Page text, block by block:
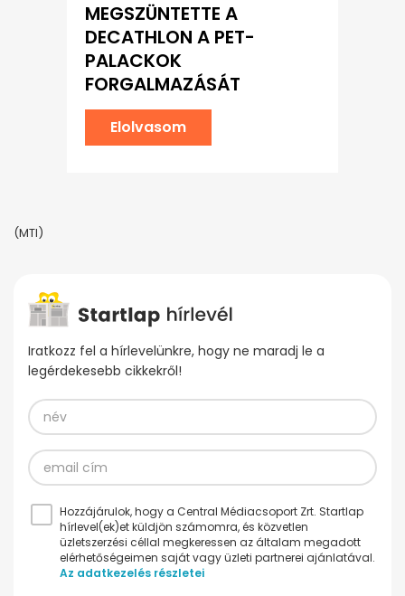
MEGSZÜNTETTE A
DECATHLON A PET-
PALACKOK
FORGALMAZÁSÁT
Elolvasom
(MTI)
Iratkozz fel a hírlevelünkre, hogy ne maradj le a
legérdekesebb cikkekről!
Hozzájárulok, hogy a Central Médiacsoport Zrt. Startlap
hírlevel(ek)et küldjön számomra, és közvetlen
üzletszerzési céllal megkeressen az általam megadott
elérhetőségeimen saját vagy üzleti partnerei ajánlatával.
Az adatkezelés részletei